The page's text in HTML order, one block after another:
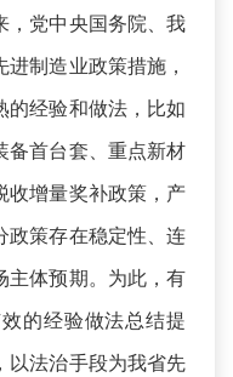
，党中央国务院、我
制造业政策措施，
的经验和做法，比如
备首台套、重点新材
收增量奖补政策，产
政策存在稳定性、连
主体预期。为此，有
的经验做法总结提
以法治手段为我省先